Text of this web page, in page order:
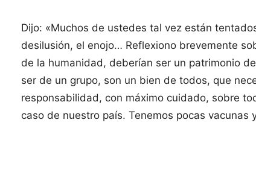
Dijo: «Muchos de ustedes tal vez están
desilusión, el enojo… Reflexiono brevemente
de la humanidad, deberían ser un patrimonio
ser de un grupo, son un bien de todos, que
responsabilidad, con máximo cuidado, sobre
caso de nuestro país. Tenemos pocas